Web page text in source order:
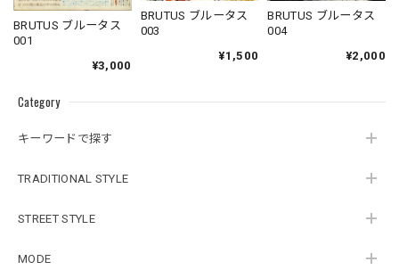
Category
キーワードで探す
TRADITIONAL STYLE
STREET STYLE
MODE
BRUTUS ブルータス
001
¥3,000
BRUTUS ブルータス
003
¥1,500
BRUTUS ブルータス
004
¥2,000